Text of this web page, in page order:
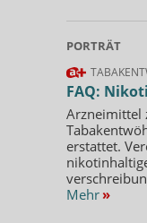
PORTRÄT
FAQ:
Arzneimittel
erstattet.
Mehr »